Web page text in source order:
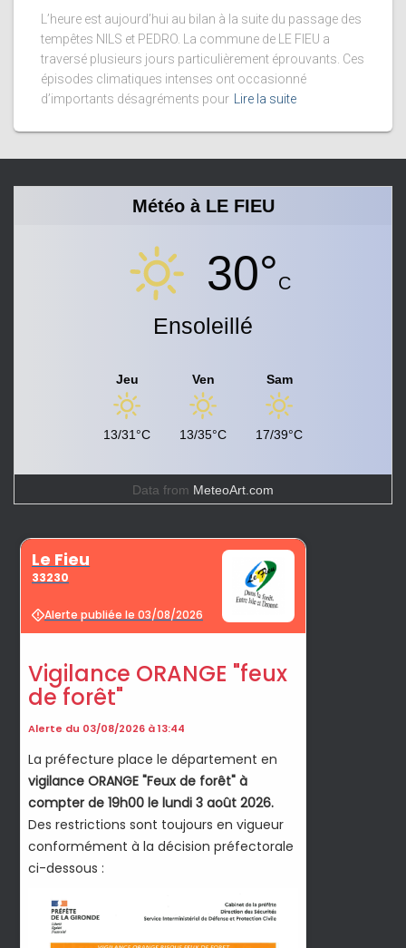
L’heure est aujourd’hui au bilan à la suite du passage des
tempêtes NILS et PEDRO. La commune de LE FIEU a
traversé plusieurs jours particulièrement éprouvants. Ces
épisodes climatiques intenses ont occasionné
d’importants désagréments pour
Lire la suite
Météo à LE FIEU
30°C
Ensoleillé
Jeu
13/31°C
Ven
13/35°C
Sam
17/39°C
Data from MeteoArt.com